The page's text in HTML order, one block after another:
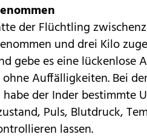
der Flüchtling
und drei Kilo
gebe es eine lückenlose
Auffälligkeiten. Bei
der Inder bestimmte
Puls, Blutdruck,
lassen.